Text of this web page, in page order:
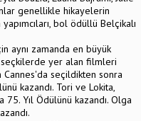
genellikle hikayelerin
bol ödüllü Belçikalı
aynı zamanda en büyük
yer alan filmleri
Cannes'da seçildikten sonra
kazandı. Tori ve Lokita,
Yıl Ödülünü kazandı. Olga